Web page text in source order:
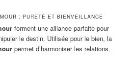
: PURETÉ ET BIENVEILLANCE
forment une alliance parfaite pour
le destin. Utilisée pour le bien, la
permet d’harmoniser les relations.